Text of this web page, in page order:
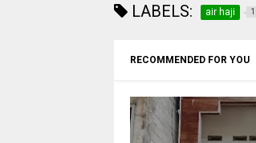
LABELS: air haji 1
RECOMMENDED FOR YOU